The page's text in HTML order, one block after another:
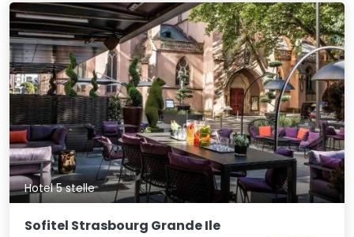
Hotel 5 stelle
Sofitel Strasbourg Grande Ile